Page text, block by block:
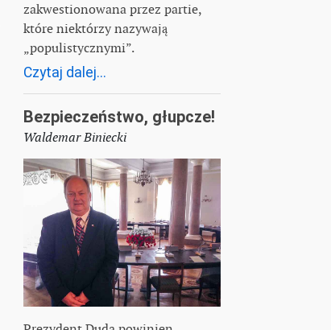
zakwestionowana przez partie,
które niektórzy nazywają
„populistycznymi”.
Czytaj dalej...
Bezpieczeństwo, głupcze!
Waldemar Biniecki